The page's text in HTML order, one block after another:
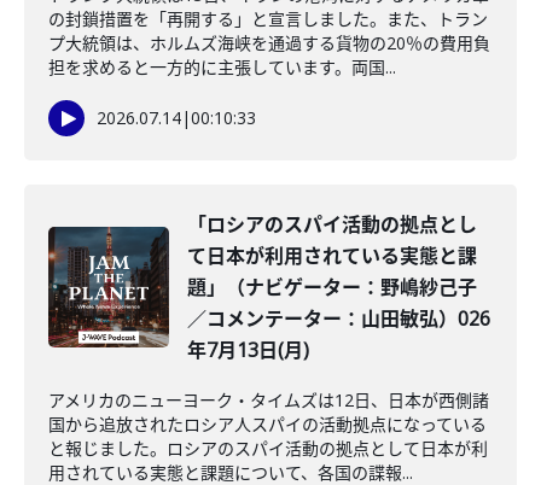
の封鎖措置を「再開する」と宣言しました。また、トラン
プ大統領は、ホルムズ海峡を通過する貨物の20％の費用負
担を求めると一方的に主張しています。両国...
2026.07.14|00:10:33
「ロシアのスパイ活動の拠点とし
て日本が利用されている実態と課
題」（ナビゲーター：野嶋紗己子
／コメンテーター：山田敏弘）026
年7月13日(月)
アメリカのニューヨーク・タイムズは12日、日本が西側諸
国から追放されたロシア人スパイの活動拠点になっている
と報じました。ロシアのスパイ活動の拠点として日本が利
用されている実態と課題について、各国の諜報...